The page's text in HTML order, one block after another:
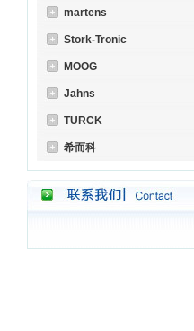
martens
Stork-Tronic
MOOG
Jahns
TURCK
希而科